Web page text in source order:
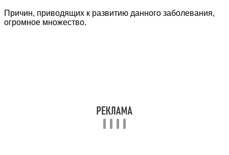
Причин, приводящих к развитию данного заболевания,
огромное множество.